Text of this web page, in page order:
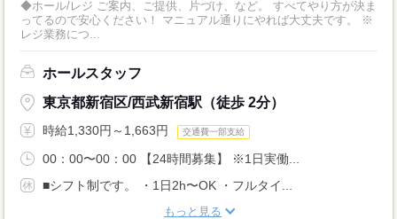
◆ホール/レジ ご案内、ご提供、片づけ、など。 すべてやり方が決ま
ってるので安心ください！ マニュアル通りにやれば大丈夫です。 ※
レジ業務につ...
ホールスタッフ
東京都新宿区/西武新宿駅（徒歩 2分）
時給1,330円～1,663円 交通費一部支給
00：00〜00：00 【24時間募集】 ※1日実働...
■シフト制です。 ・1日2h〜OK ・フルタイ...
もっと見る